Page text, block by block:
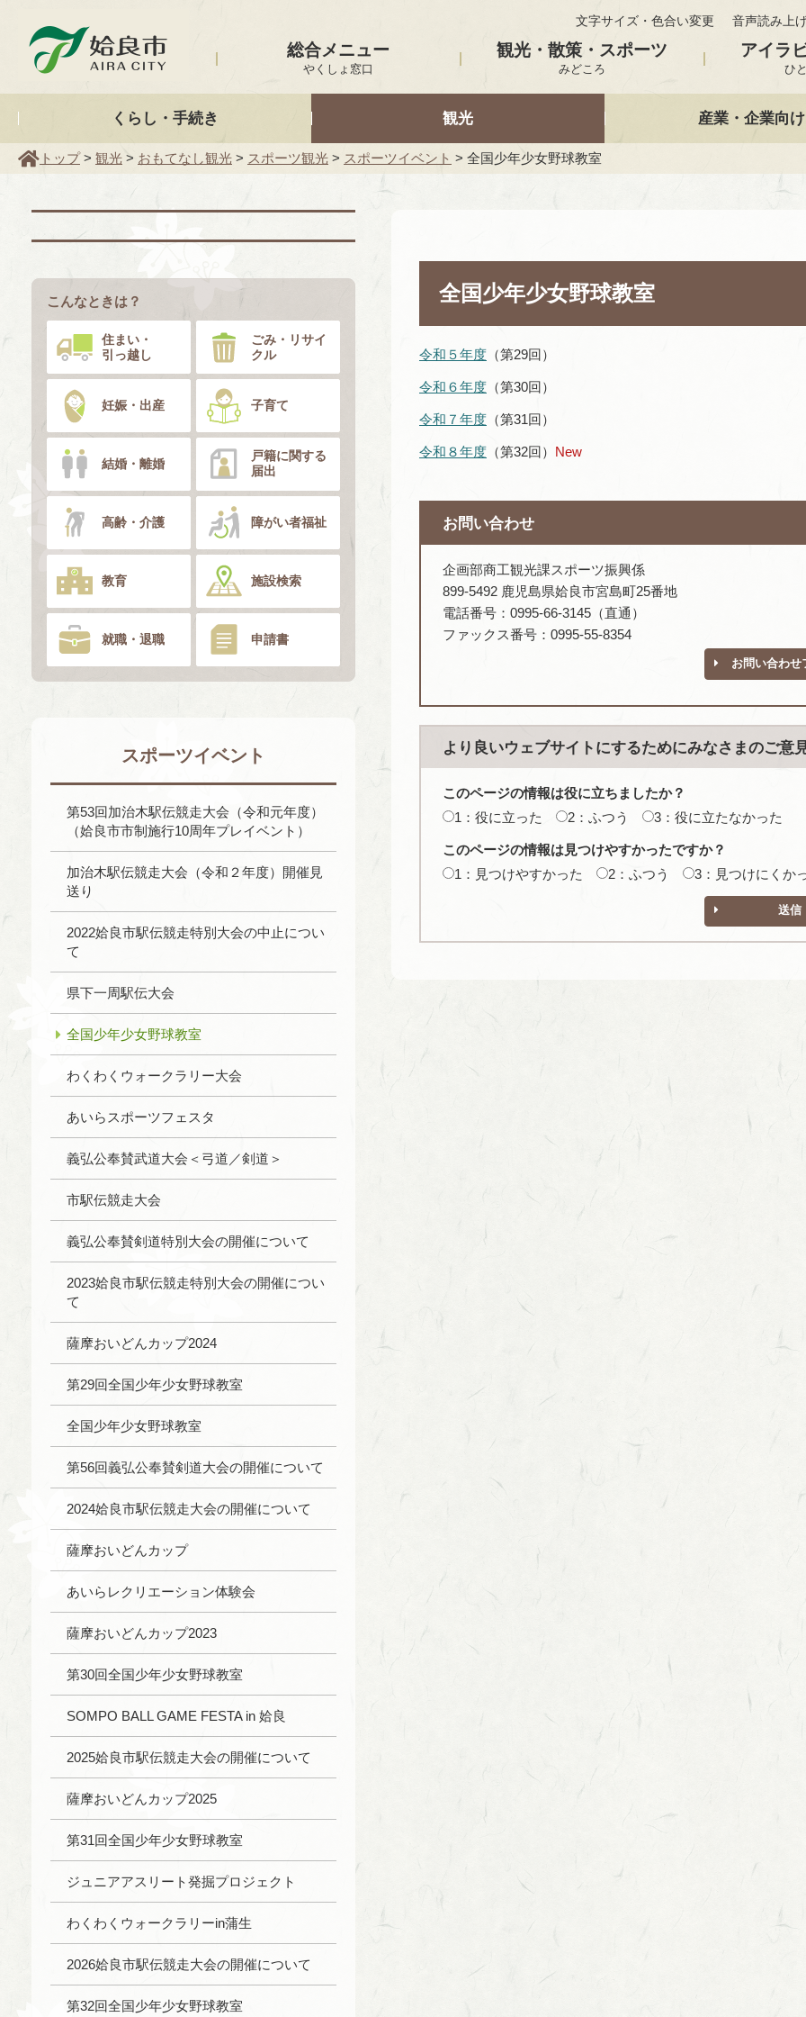
文字サイズ・色合い変更 音声読み上
総合メニュー
やくしょ窓口
観光・散策・スポーツ
みどころ
アイラ
ひ
くらし・手続き 観光 産業・企業向け
トップ> 観光 > おもてなし観光 > スポーツ観光 > スポーツイベント > 全国少年少女野球教室
こんなときは？
住まい・
引っ越し
ごみ・リサイ
クル
妊娠・出産 子育て
結婚・離婚
戸籍に関する
届出
高齢・介護 障がい者福祉
教育 施設検索
就職・退職 申請書
スポーツイベント
第53回加治木駅伝競走大会（令和元年度）
（姶良市市制施行10周年プレイベント）
加治木駅伝競走大会（令和２年度）開催見
送り
2022姶良市駅伝競走特別大会の中止につい
て
県下一周駅伝大会
全国少年少女野球教室
わくわくウォークラリー大会
あいらスポーツフェスタ
義弘公奉賛武道大会＜弓道／剣道＞
市駅伝競走大会
義弘公奉賛剣道特別大会の開催について
2023姶良市駅伝競走特別大会の開催につい
て
薩摩おいどんカップ2024
第29回全国少年少女野球教室
全国少年少女野球教室
第56回義弘公奉賛剣道大会の開催について
2024姶良市駅伝競走大会の開催について
薩摩おいどんカップ
あいらレクリエーション体験会
薩摩おいどんカップ2023
第30回全国少年少女野球教室
SOMPO BALL GAME FESTA in 姶良
2025姶良市駅伝競走大会の開催について
薩摩おいどんカップ2025
第31回全国少年少女野球教室
ジュニアアスリート発掘プロジェクト
わくわくウォークラリーin蒲生
2026姶良市駅伝競走大会の開催について
第32回全国少年少女野球教室
全国少年少女野球教室
令和５年度 （第29回）
令和６年度 （第30回）
令和７年度 （第31回）
令和８年度 （第32回） New
お問い合わせ
企画部商工観光課スポーツ振興係
899-5492 鹿児島県姶良市宮島町25番地
電話番号：0995-66-3145（直通）
ファックス番号：0995-55-8354
お問い合わせ
より良いウェブサイトにするためにみなさまのご意
このページの情報は役に立ちましたか？
1：役に立った
2：ふつう 3：役に立たなかった
このページの情報は見つけやすかったですか？
1：見つけやすかった
2：ふつう 3：見つけにくか
送信